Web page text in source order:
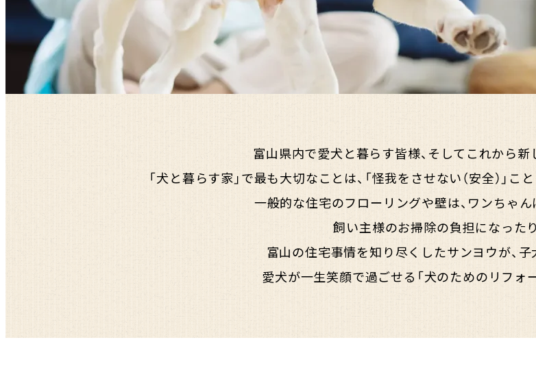
富山県内で愛犬と暮らす皆様、そしてこれから新
「犬と暮らす家」で最も大切なことは、「怪我をさせない（安全）」こと
一般的な住宅のフローリングや壁は、ワンちゃん
飼い主様のお掃除の負担になった
富山の住宅事情を知り尽くしたサンヨウが、子
愛犬が一生笑顔で過ごせる「犬のためのリフォ